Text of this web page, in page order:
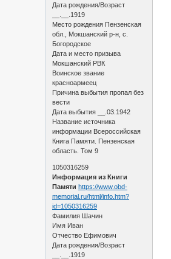
Дата рождения/Возраст
__.__.1919
Место рождения Пензенская
обл., Мокшанский р-н, с.
Богородское
Дата и место призыва
Мокшанский РВК
Воинское звание
красноармеец
Причина выбытия пропал без
вести
Дата выбытия __.03.1942
Название источника
информации Всероссийская
Книга Памяти. Пензенская
область. Том 9
1050316259
Информация из Книги
Памяти https://www.obd-
memorial.ru/html/info.htm?
id=1050316259
Фамилия Шачин
Имя Иван
Отчество Ефимович
Дата рождения/Возраст
__.__.1919